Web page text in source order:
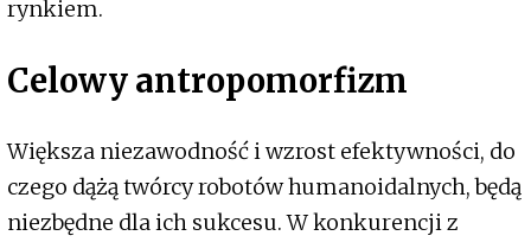
rynkiem.
Celowy antropomorfizm
Większa niezawodność i wzrost efektywności, do
czego dążą twórcy robotów humanoidalnych, będą
niezbędne dla ich sukcesu. W konkurencji z